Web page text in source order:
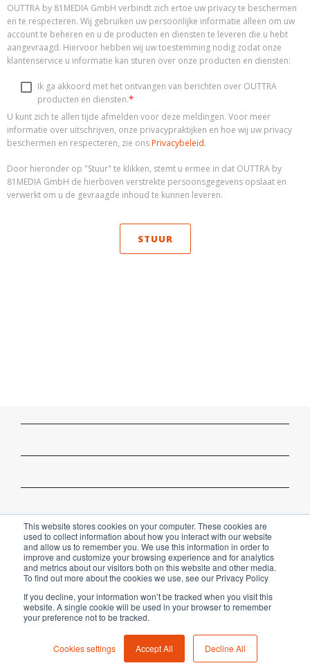
This website stores cookies on your computer. These cookies are
used to collect information about how you interact with our website
and allow us to remember you. We use this information in order to
improve and customize your browsing experience and for analytics
and metrics about our visitors both on this website and other media.
To find out more about the cookies we use, see our Privacy Policy
If you decline, your information won’t be tracked when you visit this
website. A single cookie will be used in your browser to remember
your preference not to be tracked.
Cookies settings Accept All Decline All
OUTTRA by 81MEDIA GmbH verbindt zich ertoe uw privacy te beschermen
en te respecteren. Wij gebruiken uw persoonlijke informatie alleen om uw
account te beheren en u de producten en diensten te leveren die u hebt
aangevraagd. Hiervoor hebben wij uw toestemming nodig zodat onze
klantenservice u informatie kan sturen over onze producten en diensten:
Ik ga akkoord met het ontvangen van berichten over OUTTRA
producten en diensten.*
U kunt zich te allen tijde afmelden voor deze meldingen. Voor meer
informatie over uitschrijven, onze privacypraktijken en hoe wij uw privacy
beschermen en respecteren, zie ons Privacybeleid.
Door hieronder op "Stuur" te klikken, stemt u ermee in dat OUTTRA by
81MEDIA GmbH de hierboven verstrekte persoonsgegevens opslaat en
verwerkt om u de gevraagde inhoud te kunnen leveren.
Copyright © 2023 81MEDIA GmbH